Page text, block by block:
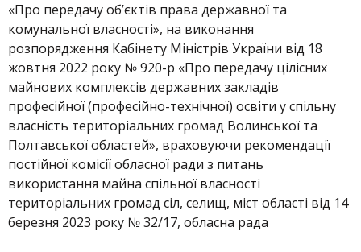
«Про передачу об’єктів права державної та
комунальної власності», на виконання
розпорядження Кабінету Міністрів України від 18
жовтня 2022 року № 920-р «Про передачу цілісних
майнових комплексів державних закладів
професійної (професійно-технічної) освіти у спільну
власність територіальних громад Волинської та
Полтавської областей», враховуючи рекомендації
постійної комісії обласної ради з питань
використання майна спільної власності
територіальних громад сіл, селищ, міст області від 14
березня 2023 року № 32/17, обласна рада